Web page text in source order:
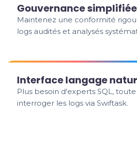
Gouvernance simplifiée
Maintenez une conformité
logs audités et analysés
Interface langage
Plus besoin d'experts SQL,
interroger les logs via Swiftask.